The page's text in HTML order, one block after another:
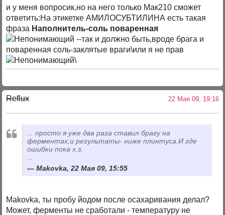
и у меня вопросик,но на него только Мак210 сможет
ответить:На этикетке АМИЛОСУБТИЛИНА есть такая
фраза Наполнитель-соль поваренная
--так и должно быть,вроде брага и
поваренная соль-заклятые враги\или я не прав
\
Reflux 22 Мая 09, 19:16
... просто я уже два раза ставил брагу на
ферментах,и результаты- ниже плинтуса.И где
ошибки пока х.з.
Makovka, 22 Мая 09, 15:55
Makovka, ты пробу йодом после осахаривания делал?
Может, ферменты не сработали - температуру не